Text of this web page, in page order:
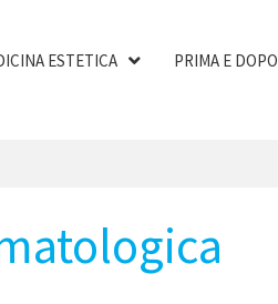
ESTETICA PRIMA E DOPO